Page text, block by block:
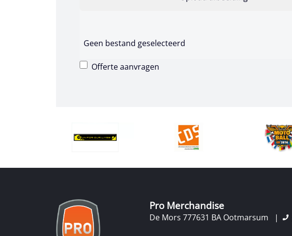
Geen bestand geselecteerd
Offerte aanvragen
Pro Merchandise
De Mors 777631 BA Ootmarsum